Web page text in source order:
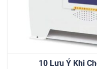
10 Lưu Ý Khi